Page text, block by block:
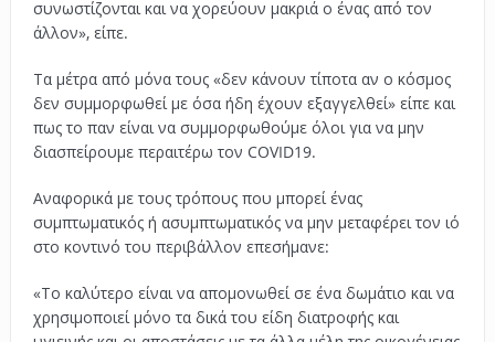
συνωστίζονται και να χορεύουν μακριά ο ένας από τον
άλλον», είπε.
Τα μέτρα από μόνα τους «δεν κάνουν τίποτα αν ο κόσμος
δεν συμμορφωθεί με όσα ήδη έχουν εξαγγελθεί» είπε και
πως το παν είναι να συμμορφωθούμε όλοι για να μην
διασπείρουμε περαιτέρω τον COVID19.
Αναφορικά με τους τρόπους που μπορεί ένας
συμπτωματικός ή ασυμπτωματικός να μην μεταφέρει τον ιό
στο κοντινό του περιβάλλον επεσήμανε:
«Το καλύτερο είναι να απομονωθεί σε ένα δωμάτιο και να
χρησιμοποιεί μόνο τα δικά του είδη διατροφής και